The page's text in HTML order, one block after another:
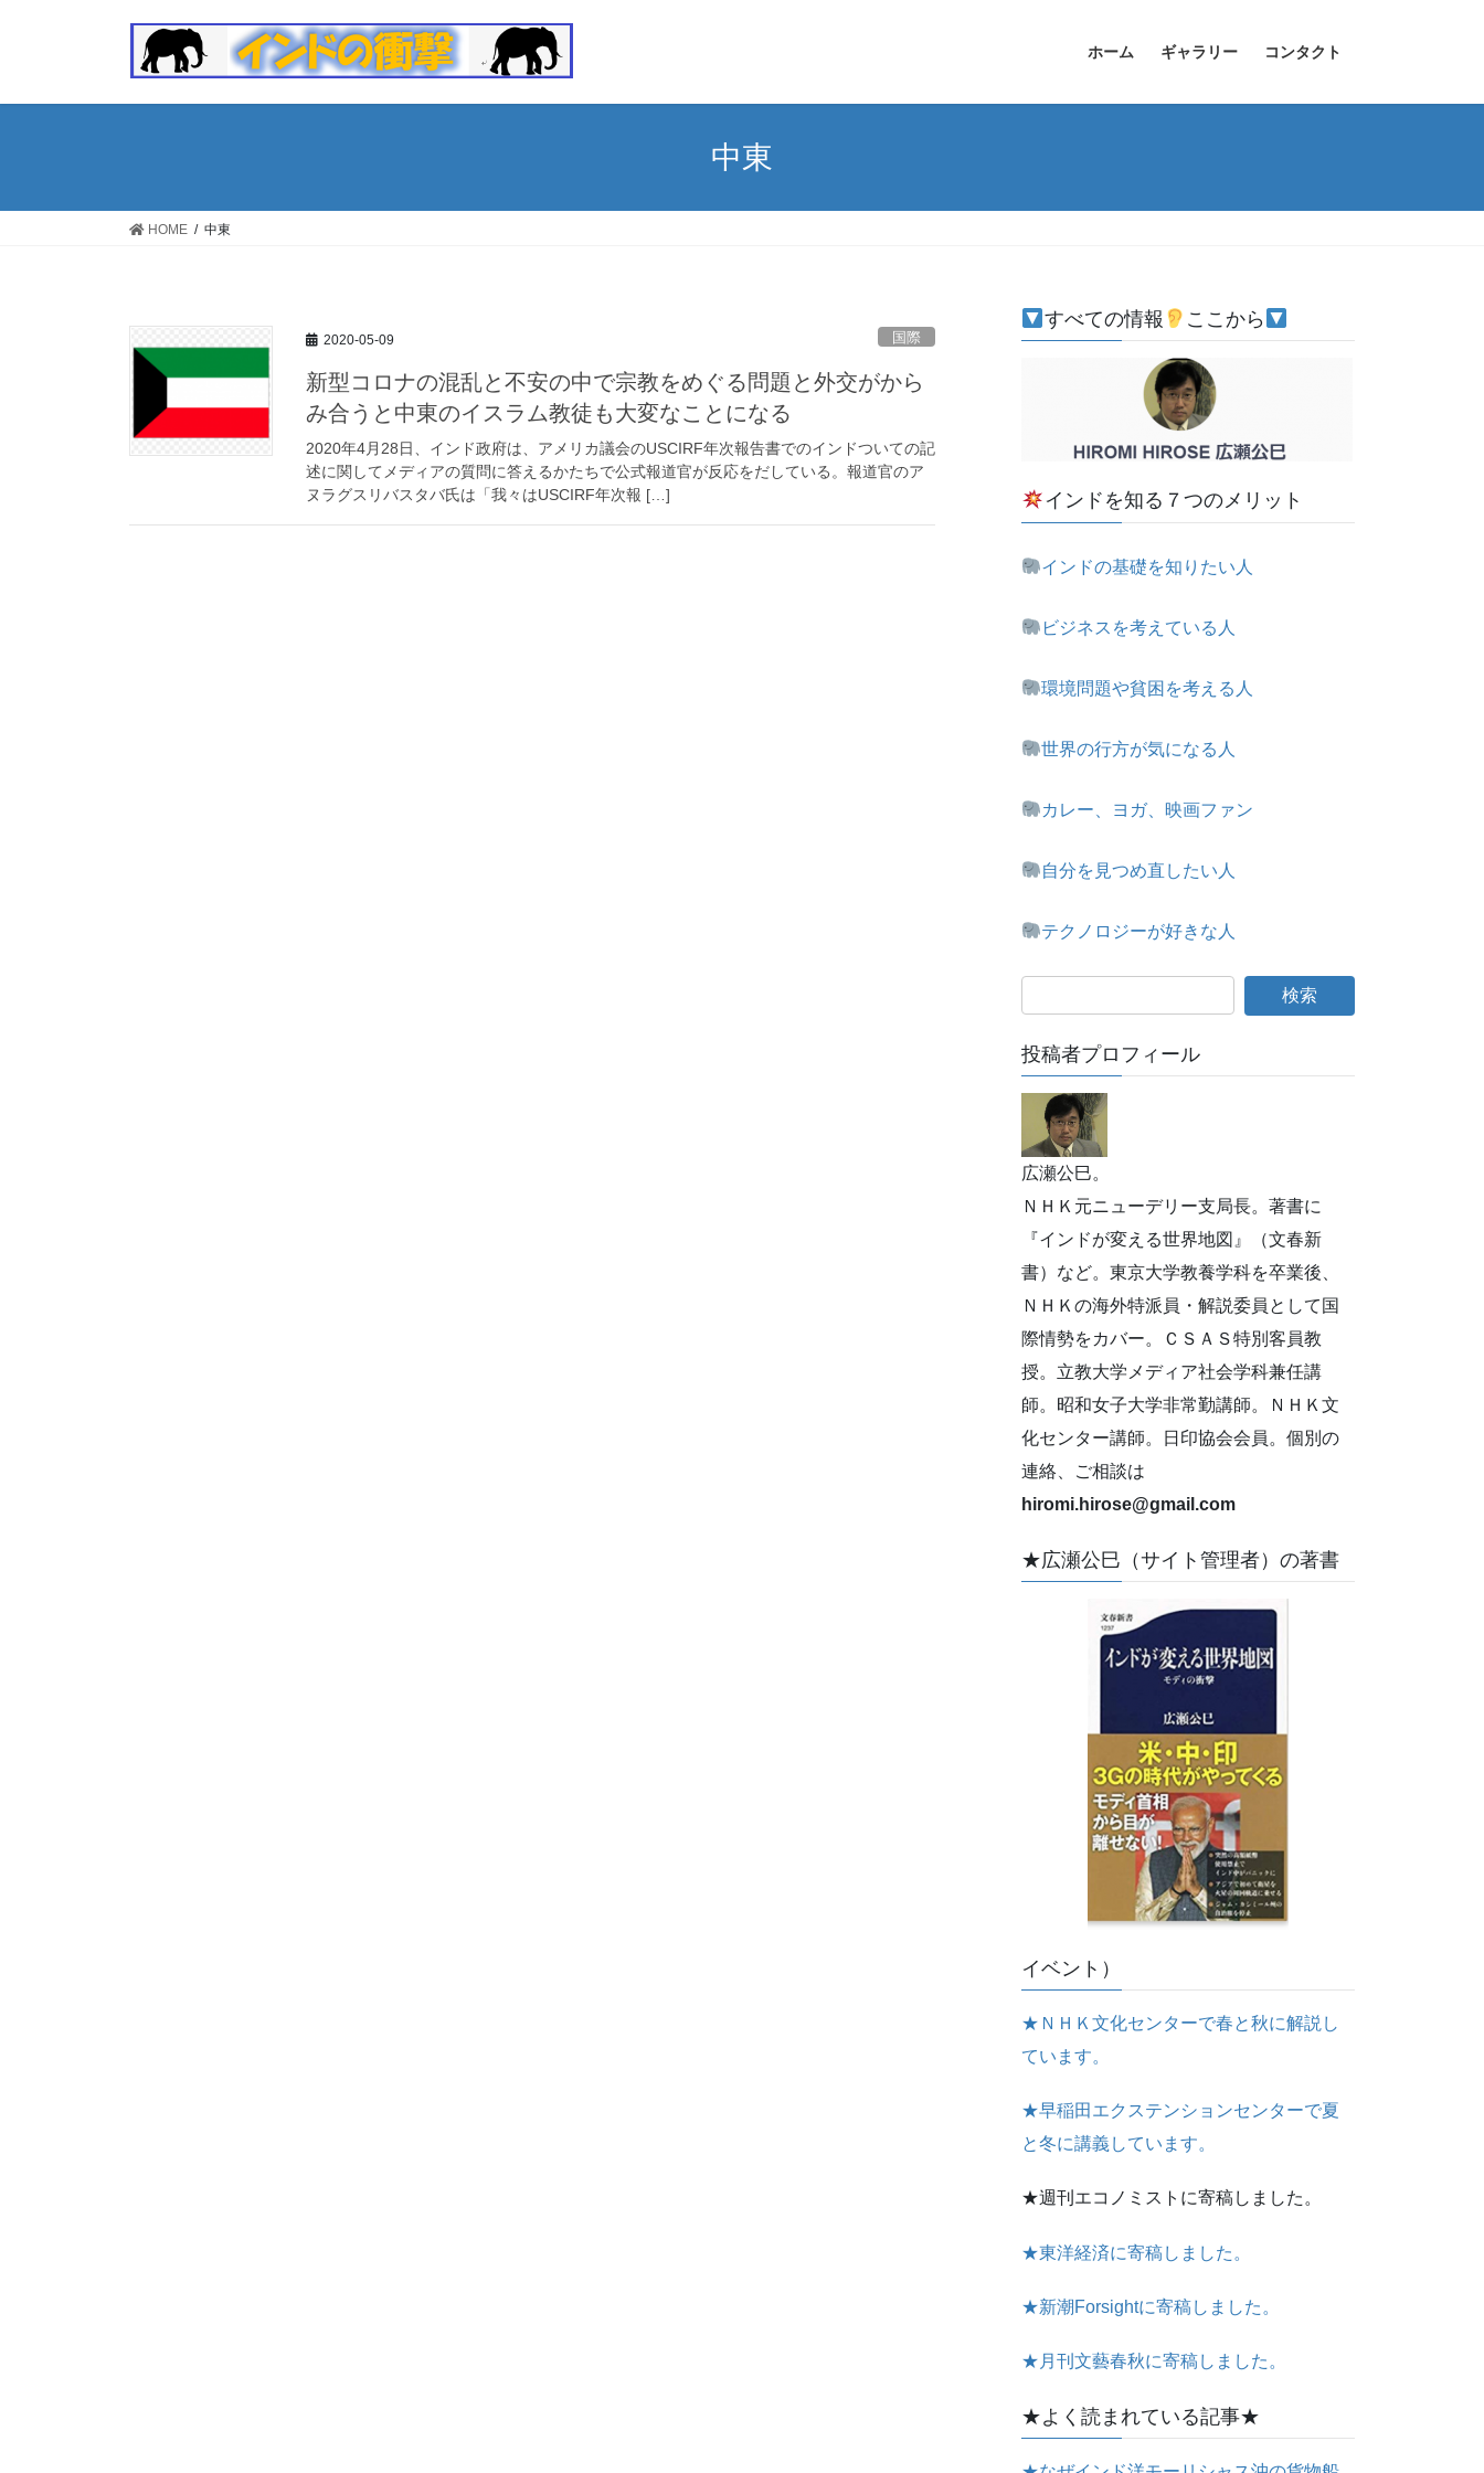
ホーム ギャラリー コンタクト
中東
HOME 中東
2020-05-09 国際
新型コロナの混乱と不安の中で宗教をめぐる問題と外交がから
み合うと中東のイスラム教徒も大変なことになる
2020年4月28日、インド政府は、アメリカ議会のUSCIRF年次報告書でのインドついての記
述に関してメディアの質問に答えるかたちで公式報道官が反応をだしている。報道官のア
ヌラグスリバスタバ氏は「我々はUSCIRF年次報 […]
すべての情報 ここから
インドを知る７つのメリット
インドの基礎を知りたい人
ビジネスを考えている人
環境問題や貧困を考える人
世界の行方が気になる人
カレー、ヨガ、映画ファン
自分を見つめ直したい人
テクノロジーが好きな人
投稿者プロフィール
広瀬公巳。
ＮＨＫ元ニューデリー支局長。著書に
『インドが変える世界地図』（文春新
書）など。東京大学教養学科を卒業後、
ＮＨＫの海外特派員・解説委員として国
際情勢をカバー。ＣＳＡＳ特別客員教
授。立教大学メディア社会学科兼任講
師。昭和女子大学非常勤講師。ＮＨＫ文
化センター講師。日印協会会員。個別の
連絡、ご相談は
hiromi.hirose@gmail.com
★広瀬公巳（サイト管理者）の著書
イベント）
★ＮＨＫ文化センターで春と秋に解説し
ています。
★早稲田エクステンションセンターで夏
と冬に講義しています。
★週刊エコノミストに寄稿しました。
★東洋経済に寄稿しました。
★新潮Forsightに寄稿しました。
★月刊文藝春秋に寄稿しました。
★よく読まれている記事★